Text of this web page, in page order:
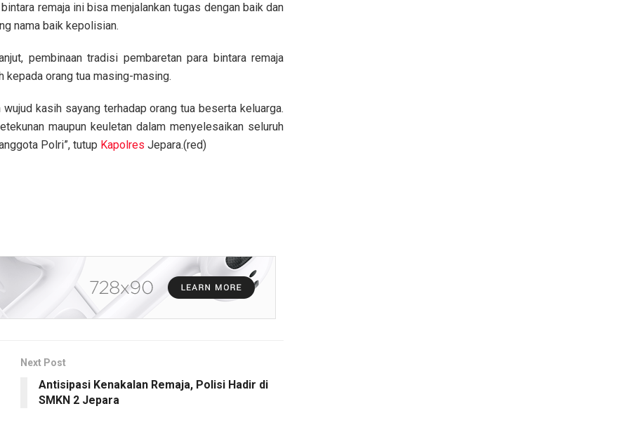
remaja ini bisa menjalankan tugas dengan baik dan
nama baik kepolisian.
pembinaan tradisi pembaretan para bintara remaja
kepada orang tua masing-masing.
kasih sayang terhadap orang tua beserta keluarga.
maupun keuletan dalam menyelesaikan seluruh
Polri”, tutup Kapolres Jepara.(red)
Next Post
Antisipasi Kenakalan Remaja, Polisi Hadir di
SMKN 2 Jepara